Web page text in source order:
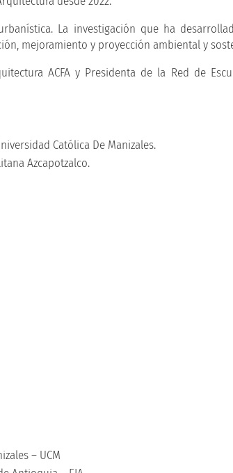
La investigación que ha
mejoramiento y proyección ambiental y
ACFA y Presidenta de la Red de
Católica De Manizales.
Azcapotzalco.
– UCM